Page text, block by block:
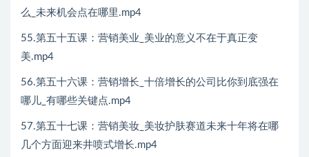
么_未来机会点在哪里.mp4
55.第五十五课：营销美业_美业的意义不在于真正变
美.mp4
56.第五十六课：营销增长_十倍增长的公司比你到底强在
哪儿_有哪些关键点.mp4
57.第五十七课：营销美妆_美妆护肤赛道未来十年将在哪
几个方面迎来井喷式增长.mp4